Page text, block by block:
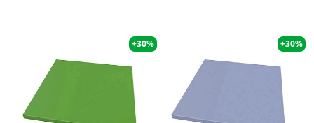
+30% +30%